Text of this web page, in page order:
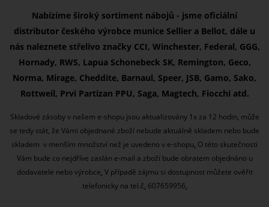
Nabízíme široký sortiment nábojů - jsme oficiální
distributor českého výrobce munice Sellier a Bellot, dále u
nás naleznete střelivo značky CCI, Winchester, Federal, GGG,
Hornady, RWS, Lapua Schonebeck SK, Remington, Geco,
Norma, Mirage, Cheddite, Barnaul, Speer, JSB, Gamo, Sako,
Rottweil, Prvi Partizan PPU, Saga, Magtech, Fiocchi atd.
Skladové zásoby v našem e-shopu jsou aktualizovány 1x za 12 hodin, může
se tedy stát, že Vámi objednané zboží nebude aktuálně skladem nebo bude
skladem v menším množství než je uvedeno v e-shopu. O této skutečnosti
Vám bude co nejdříve zaslán e-mail a zboží bude obratem objednáno u
dodavatele nebo výrobce. V případě zájmu si dostupnost můžete ověřit
telefonicky na tel.č. 607659956.